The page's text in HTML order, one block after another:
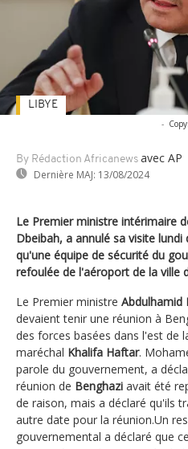
-
By Rédaction Africanews avec AP
Dernière MAJ: 13/08/2024
LIBYE
Le Premier ministre intérimaire
Dbeibah, a annulé sa visite
qu'une équipe de sécurité du
refoulée de l'aéroport de la ville
Le Premier ministre Abdulhamid
devaient tenir une réunion à
des forces basées dans l'est de
maréchal Khalifa Haftar.
parole du gouvernement, a
réunion de Benghazi avait été
de raison, mais a déclaré qu'ils
autre date pour la réunion.Un
gouvernemental a déclaré que